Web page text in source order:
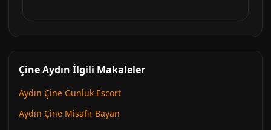
Çine Aydın İlgili Makaleler
Aydın Çine Gunluk Escort
Aydın Çine Misafir Bayan